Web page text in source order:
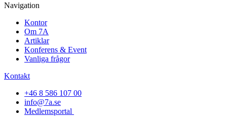
Navigation
Kontor
Om 7A
Artiklar
Konferens & Event
Vanliga frågor
Kontakt
+46 8 586 107 00
info@7a.se
Medlemsportal